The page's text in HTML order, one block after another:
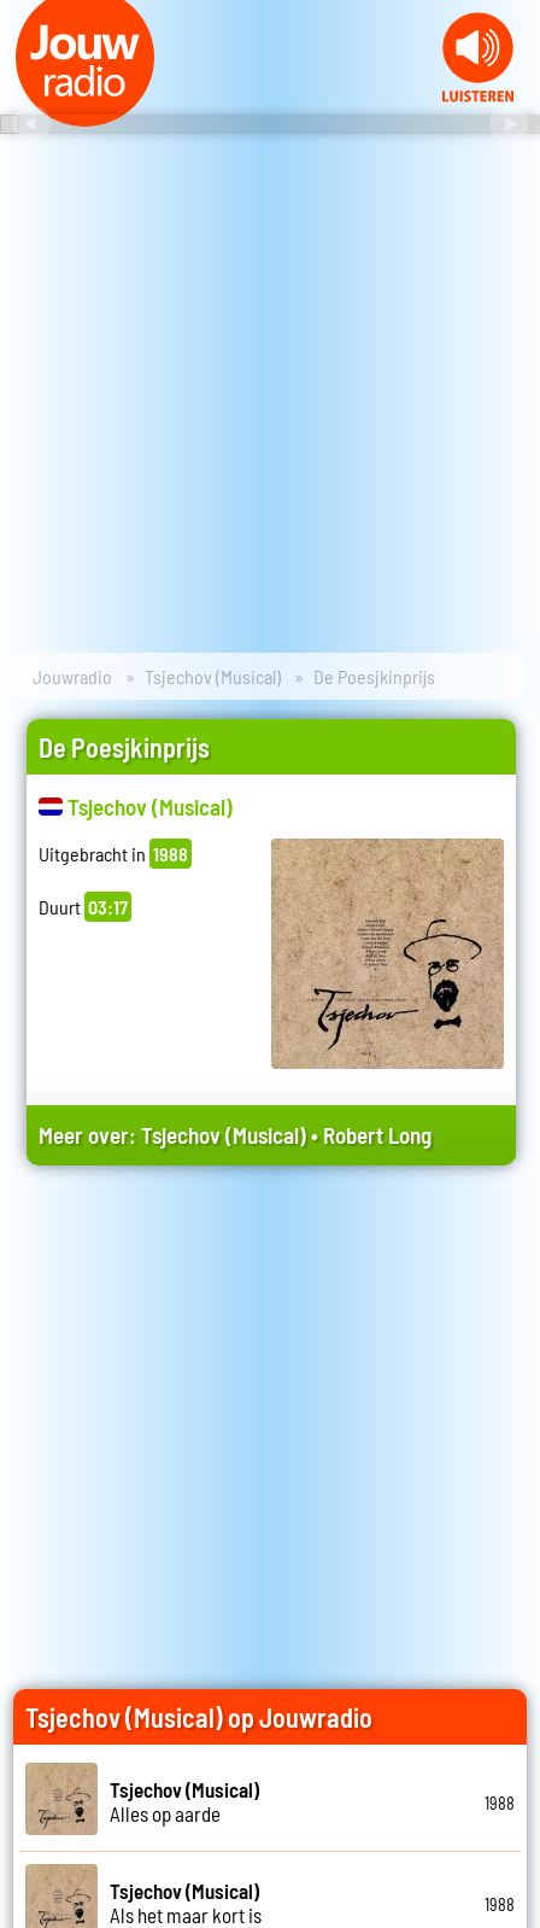
Jouwradio Tsjechov (Musical) De Poesjkinprijs
De Poesjkinprijs
Tsjechov (Musical)
Uitgebracht in 1988
Duurt 03:17
Meer over:Tsjechov (Musical)•Robert Long
Tsjechov (Musical) op Jouwradio
Tsjechov (Musical)
Alles op aarde
1988
Tsjechov (Musical)
Als het maar kort is
1988